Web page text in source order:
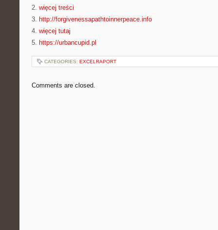
2. więcej treści
3. http://forgivenessapathtoinnerpeace.info
4. więcej tutaj
5. https://urbancupid.pl
CATEGORIES: EXCELRAPORT
Comments are closed.